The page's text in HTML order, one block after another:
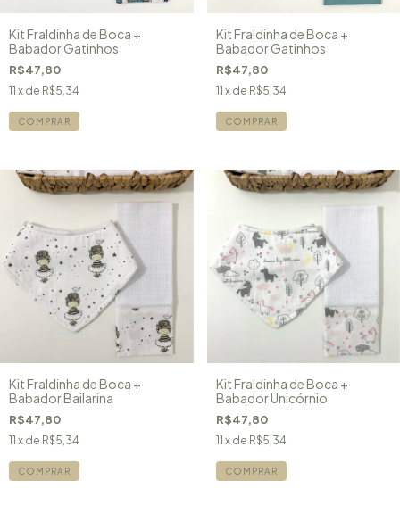
Kit Fraldinha de Boca +
Babador Gatinhos
R$47,80
11 x de R$5,34
Kit Fraldinha de Boca +
Babador Gatinhos
R$47,80
11 x de R$5,34
Kit Fraldinha de Boca +
Babador Bailarina
R$47,80
11 x de R$5,34
Kit Fraldinha de Boca +
Babador Unicórnio
R$47,80
11 x de R$5,34